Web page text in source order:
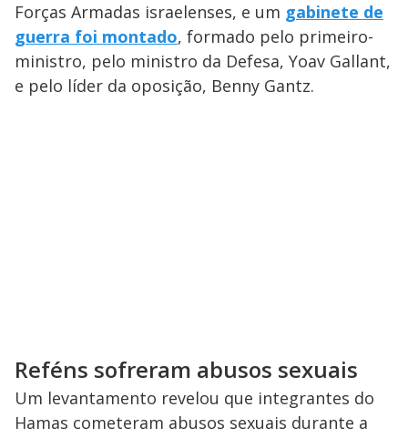
Forças Armadas israelenses, e um gabinete de
guerra foi montado, formado pelo primeiro-
ministro, pelo ministro da Defesa, Yoav Gallant,
e pelo líder da oposição, Benny Gantz.
Reféns sofreram abusos sexuais
Um levantamento revelou que integrantes do
Hamas cometeram abusos sexuais durante a